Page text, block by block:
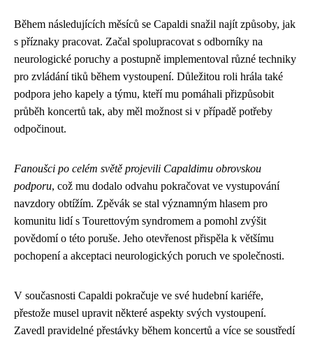
Během následujících měsíců se Capaldi snažil najít způsoby, jak
s příznaky pracovat. Začal spolupracovat s odborníky na
neurologické poruchy a postupně implementoval různé techniky
pro zvládání tiků během vystoupení. Důležitou roli hrála také
podpora jeho kapely a týmu, kteří mu pomáhali přizpůsobit
průběh koncertů tak, aby měl možnost si v případě potřeby
odpočinout.
Fanoušci po celém světě projevili Capaldimu obrovskou
podporu, což mu dodalo odvahu pokračovat ve vystupování
navzdory obtížím. Zpěvák se stal významným hlasem pro
komunitu lidí s Tourettovým syndromem a pomohl zvýšit
povědomí o této poruše. Jeho otevřenost přispěla k většímu
pochopení a akceptaci neurologických poruch ve společnosti.
V současnosti Capaldi pokračuje ve své hudební kariéře,
přestože musel upravit některé aspekty svých vystoupení.
Zavedl pravidelné přestávky během koncertů a více se soustředí